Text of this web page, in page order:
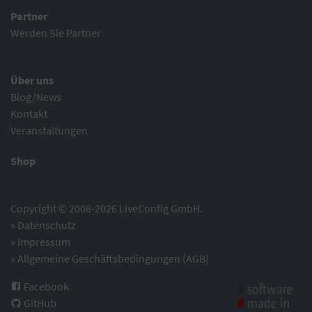
Partner
Werden Sie Partner
Über uns
Blog/News
Kontakt
Veranstaltungen
Shop
Copyright © 2008-2026 LiveConfig GmbH.
» Datenschutz
» Impressum
» Allgemeine Geschäftsbedingungen (AGB)
Facebook
GitHub